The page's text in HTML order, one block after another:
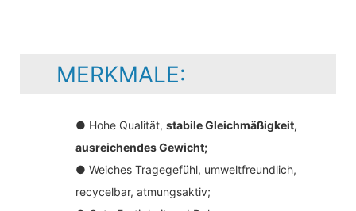
MERKMALE:
● Hohe Qualität, stabile Gleichmäßigkeit,
ausreichendes Gewicht;
● Weiches Tragegefühl, umweltfreundlich,
recycelbar, atmungsaktiv;